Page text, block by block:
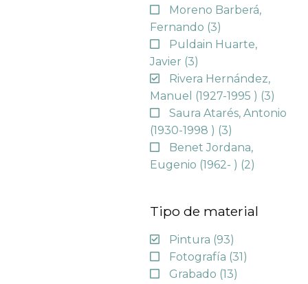
Moreno Barberá,
Fernando (3)
Puldain Huarte,
Javier (3)
Rivera Hernández,
Manuel (1927-1995 ) (3)
Saura Atarés, Antonio
(1930-1998 ) (3)
Benet Jordana,
Eugenio (1962- ) (2)
Tipo de material
Pintura (93)
Fotografía (31)
Grabado (13)